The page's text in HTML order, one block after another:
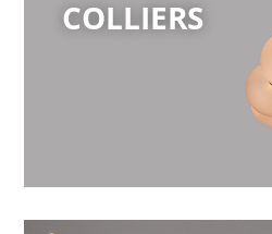
COLLIERS